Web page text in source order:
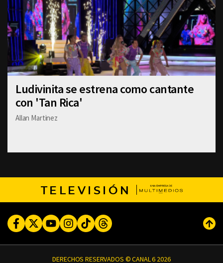
Ludivinita se estrena como cantante
con 'Tan Rica'
Allan Martinez
TELEVISIÓN
FacebookTwitterYoutubeInstagram
TikTokThreads
DERECHOS RESERVADOS © CANAL 6 2026